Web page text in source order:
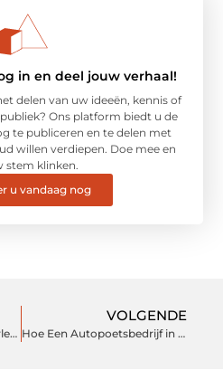
in en deel jouw verhaal!
delen van uw ideeën, kennis of
Ons platform biedt u de
te publiceren en te delen met
willen verdiepen. Doe mee en
stem klinken.
u vandaag nog
Ontdek het Nieuws in Heerlen en Blijf Altijd Op de Hoogte
VOLGENDE
Hoe Een Autopoetsbedrijf in Zeist Uw Auto Kan Transformeren